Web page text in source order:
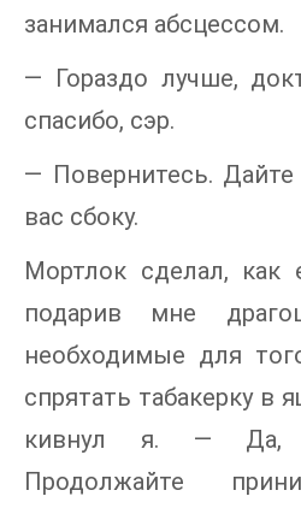
занимался абсцессом.
— Гораздо лучше,
спасибо, сэр.
— Повернитесь.
вас сбоку.
Мортлок сделал, как
подарив мне
необходимые для
спрятать табакерку в
кивнул я. — Да,
Продолжайте